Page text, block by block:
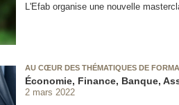
L'Efab organise une nouvelle
AU CŒUR DES THÉMATIQUES DE
Économie, Finance, Banque,
2 mars 2022